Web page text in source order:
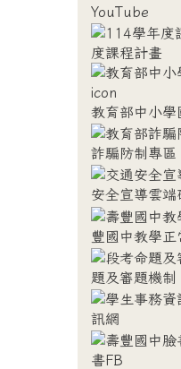
YouTube
度課程計畫
教育部中小學
詐騙防制專區
安全宣導雲端
豐國中教學正
題及審題機制
訊網
書FB